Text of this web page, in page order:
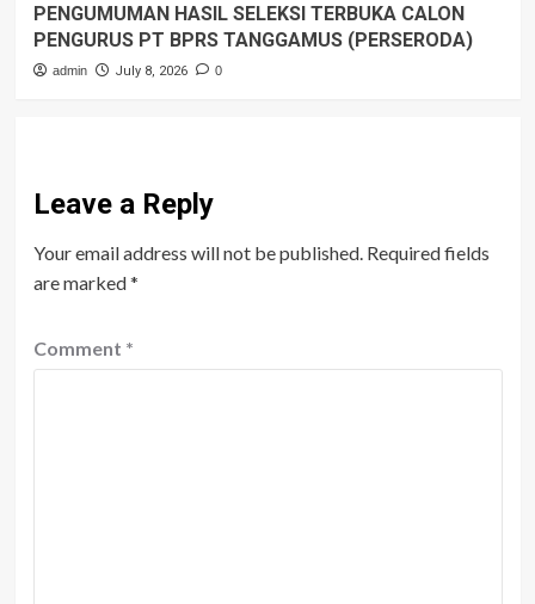
PENGUMUMAN HASIL SELEKSI TERBUKA CALON
PENGURUS PT BPRS TANGGAMUS (PERSERODA)
admin July 8, 2026 0
Leave a Reply
Your email address will not be published. Required fields
are marked*
Comment *